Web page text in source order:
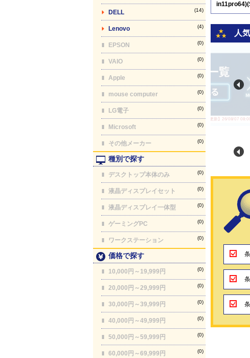
DELL (14)
Lenovo (4)
EPSON (0)
VAIO (0)
Apple (0)
mouse computer (0)
LG電子 (0)
Microsoft (0)
その他メーカー (0)
種別で探す
デスクトップ本体のみ (0)
液晶ディスプレイセット (0)
液晶ディスプレイ一体型 (0)
ゲーミングPC (0)
ワークステーション (0)
価格で探す
10,000円～19,999円 (0)
20,000円～29,999円 (0)
30,000円～39,999円 (0)
40,000円～49,999円 (0)
50,000円～59,999円 (0)
60,000円～69,999円 (0)
D8
人
【最終更新】26/08/07 08:00